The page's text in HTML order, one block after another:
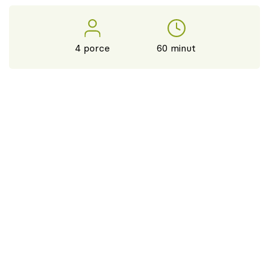
4 porce 60 minut